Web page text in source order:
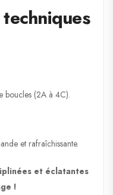
boucles (2A à 4C).
et rafraîchissante.
et éclatantes
!